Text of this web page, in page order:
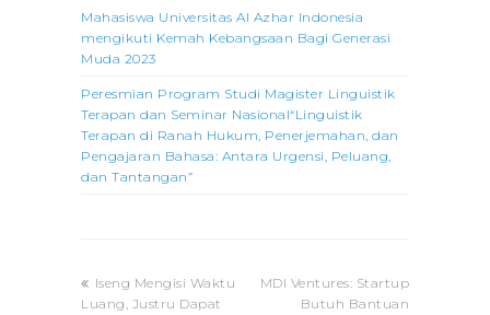
Mahasiswa Universitas Al Azhar Indonesia
mengikuti Kemah Kebangsaan Bagi Generasi
Muda 2023
Peresmian Program Studi Magister Linguistik
Terapan dan Seminar Nasional“Linguistik
Terapan di Ranah Hukum, Penerjemahan, dan
Pengajaran Bahasa: Antara Urgensi, Peluang,
dan Tantangan”
previous
post:
Iseng Mengisi Waktu
Luang, Justru Dapat
next
MDI Ventures: Startup
Butuh Bantuan